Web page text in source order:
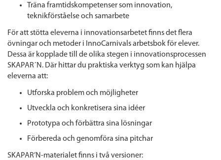
Träna framtidskompetenser som innovation,
teknikförståelse och samarbete
För att stötta eleverna i innovationsarbetet finns det flera
övningar och metoder i InnoCarnivals arbetsbok för elever.
Dessa är kopplade till de olika stegen i innovationsprocessen
SKAPAR´N. Där hittar du praktiska verktyg som kan hjälpa
eleverna att:
Utforska problem och möjligheter
Utveckla och konkretisera sina idéer
Prototypa och förbättra sina lösningar
Förbereda och genomföra sina pitchar
SKAPAR’N-materialet finns i två versioner: